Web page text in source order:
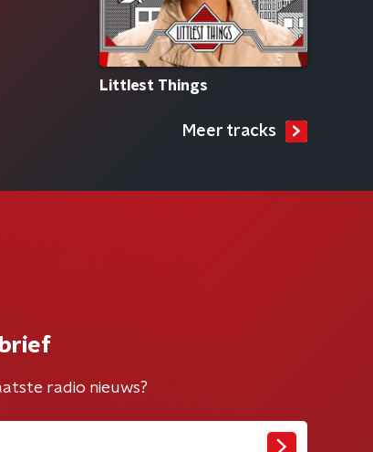
Littlest Things
Meer tracks
radio nieuws?